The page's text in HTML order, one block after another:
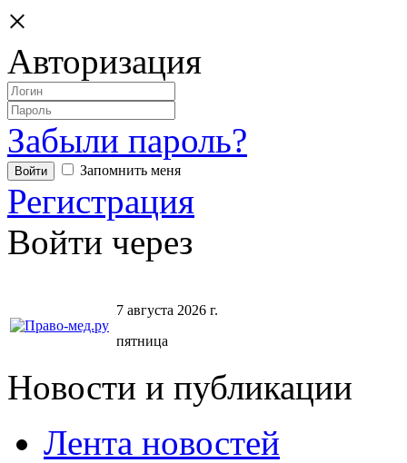
×
Авторизация
Забыли пароль?
Запомнить меня
Регистрация
Войти через
7 августа 2026 г.
пятница
Новости и публикации
Лента новостей